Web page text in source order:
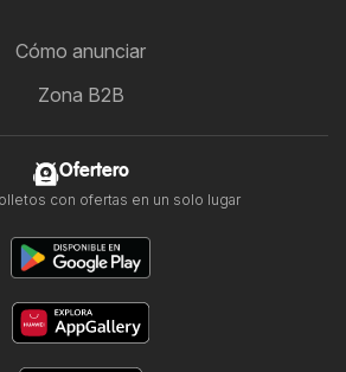
Cómo anunciar
Zona B2B
Ofertero
con ofertas en un solo lugar